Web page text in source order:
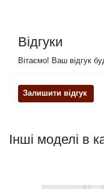
Відгуки
Вітаємо! Ваш відгук
Залишити відгук
Інші моделі в